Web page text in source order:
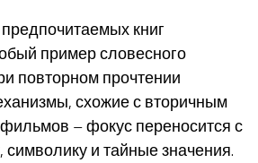
книг
пример словесного
повторном прочтении
схожие с вторичным
– фокус переносится с
и тайные значения.